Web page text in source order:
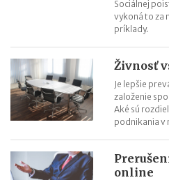
Záväzné stanoviská budú od
Sociálnej
vykoná to za
príklady.
Živnosť
Je lepšie
založenie
Aké sú
podnikania v
online